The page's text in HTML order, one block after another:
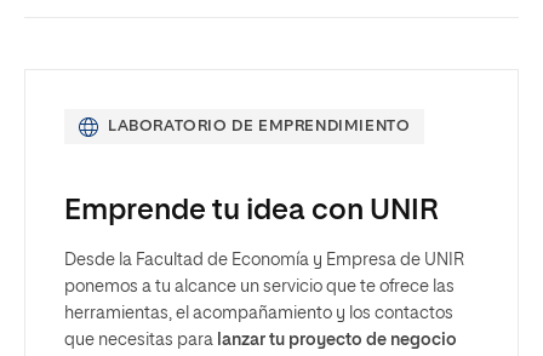
LABORATORIO DE EMPRENDIMIENTO
Emprende tu idea con UNIR
Desde la Facultad de Economía y Empresa de UNIR
ponemos a tu alcance un servicio que te ofrece las
herramientas, el acompañamiento y los contactos
que necesitas para lanzar tu proyecto de negocio